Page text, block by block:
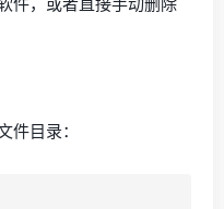
件目录：